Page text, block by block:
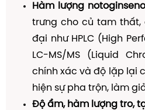
Hàm lượng
trưng cho củ tam
đại như HPLC (High
LC-MS/MS (Liquid
chính xác và độ lặp lại
hiện sự pha trộn, làm
Độ ẩm, hàm lượng tro,